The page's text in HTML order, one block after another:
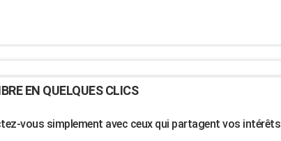
EN QUELQUES CLICS
vous simplement avec ceux qui partagent vos intérêts